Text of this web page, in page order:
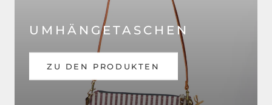
UMHÄNGETASCHEN
ZU DEN PRODUKTEN